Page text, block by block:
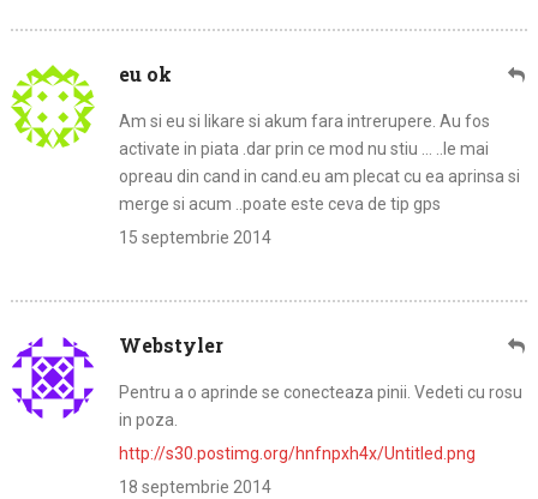
eu ok
Am si eu si likare si akum fara intrerupere. Au fos
activate in piata .dar prin ce mod nu stiu … ..le mai
opreau din cand in cand.eu am plecat cu ea aprinsa si
merge si acum ..poate este ceva de tip gps
15 septembrie 2014
Webstyler
Pentru a o aprinde se conecteaza pinii. Vedeti cu rosu
in poza.
http://s30.postimg.org/hnfnpxh4x/Untitled.png
18 septembrie 2014